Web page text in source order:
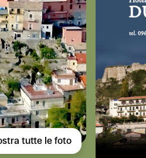
tutte le foto